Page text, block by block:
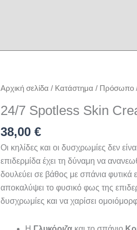
Αρχική σελίδα / Κατάστημα / Πρόσωπο
24/7 Spotless Skin
38,00 €
Οι κηλίδες και οι δυσχρωμίες δεν
επιδερμίδα έχει τη δύναμη να
δουλεύει σε βάθος με σπάνια φυτικά
αποκαλύψει το φυσικό φως της
δυσχρωμίες και να χαρίσει
24/7
Skin
Cream
ποσότητα